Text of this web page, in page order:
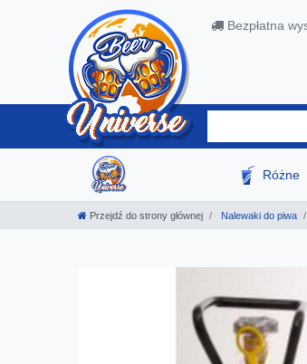
Bezpłatna
Różne
Przejdź do strony głównej Nalewaki do piwa